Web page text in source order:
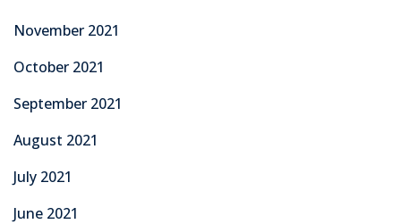
November 2021
October 2021
September 2021
August 2021
July 2021
June 2021